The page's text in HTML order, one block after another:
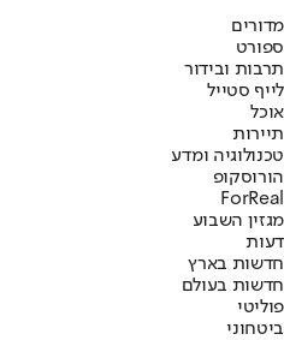
מדורים
ספורט
תרבות ובידור
לייף סטייל
אוכל
תיירות
טכנולוגיה ומדע
הורוסקופ
ForReal
מגזין השבוע
דעות
חדשות בארץ
חדשות בעולם
פוליטי
ביטחוני